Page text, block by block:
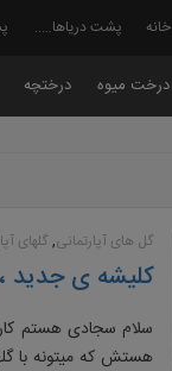
خانه پشت دریاها…..
درخت میوه درختچه
گل های آپارتمانی, گلهای
کلیشه ی جدید
سلام سجادی هستم
هستش که میتونه با